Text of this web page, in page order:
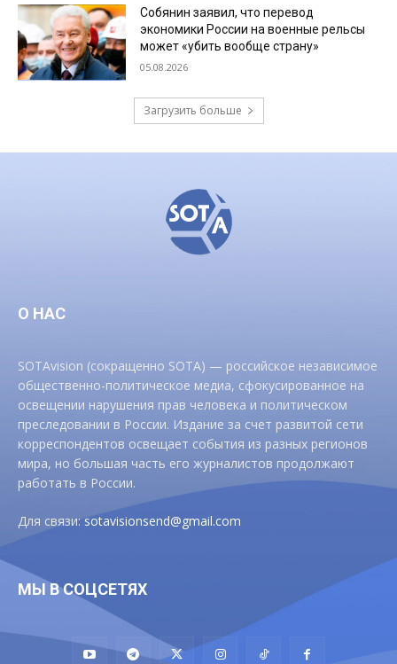
Собянин заявил, что перевод
экономики России на военные рельсы
может «убить вообще страну»
05.08.2026
Загрузить больше
О НАС
SOTAvision (сокращенно SOTA) — российское независимое
общественно-политическое медиа, сфокусированное на
освещении нарушения прав человека и политическом
преследовании в России. Издание за счет развитой сети
корреспондентов освещает события из разных регионов
мира, но большая часть его журналистов продолжают
работать в России.
Для связи:sotavisionsend@gmail.com
МЫ В СОЦСЕТЯХ